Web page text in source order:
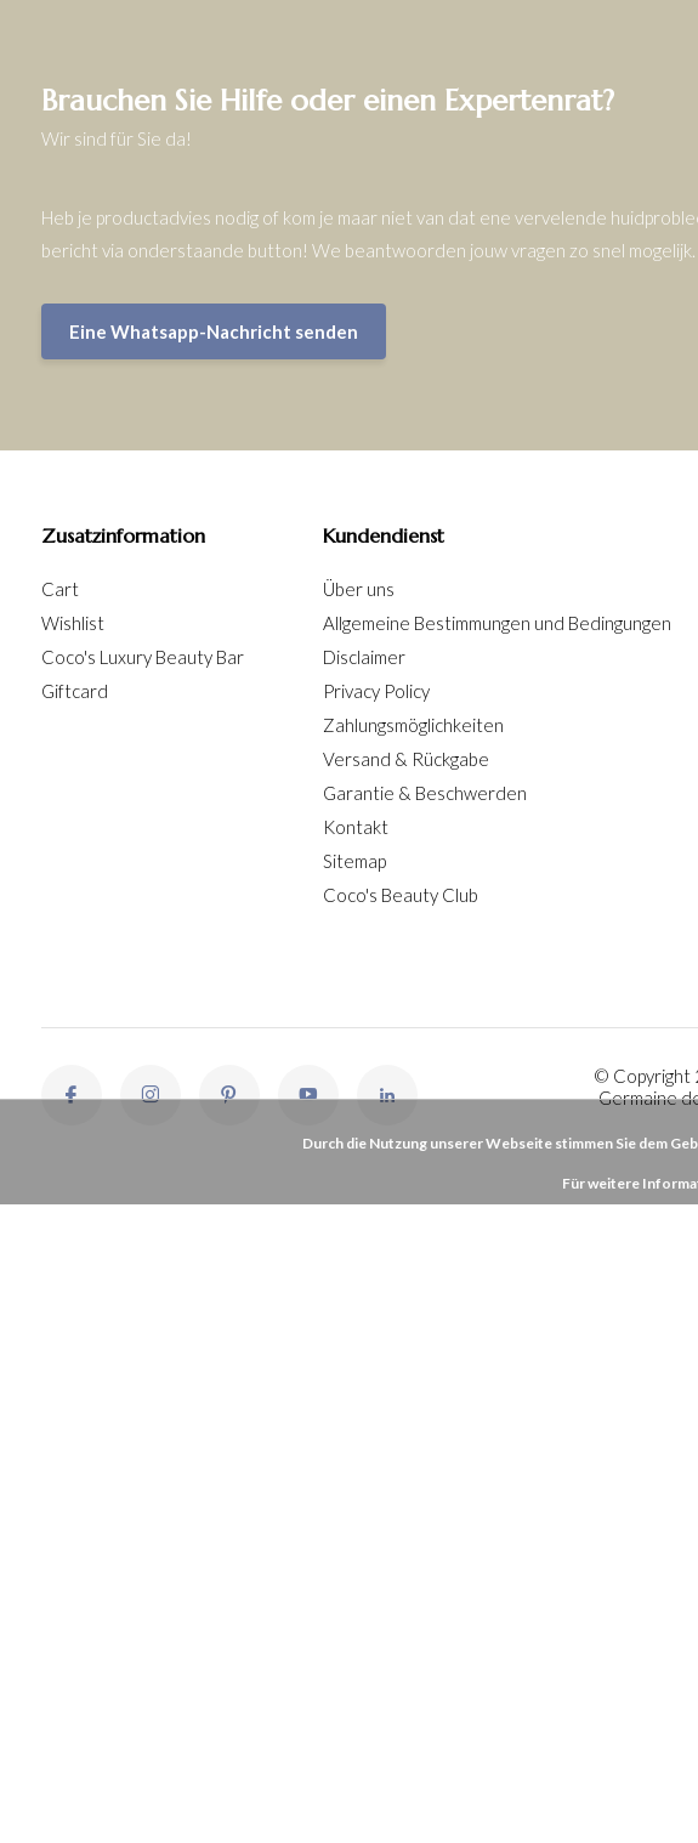
Brauchen Sie Hilfe oder einen Expertenrat?
Wir sind für Sie da!
Heb je productadvies nodig of kom je maar niet van dat ene vervelende
bericht via onderstaande button! We beantwoorden jouw vragen zo snel mogelijk.
Eine Whatsapp-Nachricht senden
Zusatzinformation
Cart
Wishlist
Coco's Luxury Beauty Bar
Giftcard
Kundendienst
Über uns
Allgemeine Bestimmungen und Bedingungen
Disclaimer
Privacy Policy
Zahlungsmöglichkeiten
Versand & Rückgabe
Garantie & Beschwerden
Kontakt
Sitemap
Coco's Beauty Club
© Copyright
Germaine
Durch die Nutzung unserer Webseite stimmen Sie dem
Für weitere